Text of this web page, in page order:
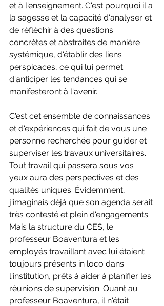
et à l'enseignement. C'est pourquoi il a
la sagesse et la capacité d'analyser et
de réfléchir à des questions
concrètes et abstraites de manière
systémique, d'établir des liens
perspicaces, ce qui lui permet
d'anticiper les tendances qui se
manifesteront à l'avenir.
C'est cet ensemble de connaissances
et d'expériences qui fait de vous une
personne recherchée pour guider et
superviser les travaux universitaires.
Tout travail qui passera sous vos
yeux aura des perspectives et des
qualités uniques. Évidemment,
j'imaginais déjà que son agenda serait
très contesté et plein d'engagements.
Mais la structure du CES, le
professeur Boaventura et les
employés travaillant avec lui étaient
toujours présents in loco dans
l'institution, prêts à aider à planifier les
réunions de supervision. Quant au
professeur Boaventura, il n'était